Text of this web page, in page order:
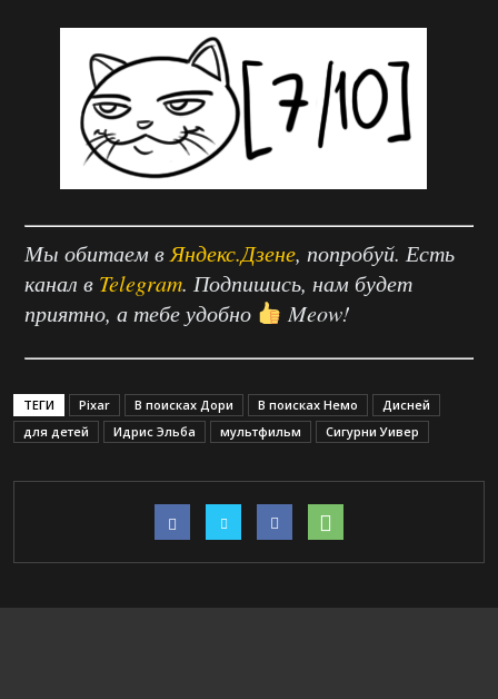
Мы обитаем в Яндекс.Дзене, попробуй. Есть
канал в Telegram. Подпишись, нам будет
приятно, а тебе удобно
Meow!
ТЕГИ Pixar В поисках Дори В поисках Немо
Дисней
для детей
Идрис Эльба мультфильм Сигурни Уивер